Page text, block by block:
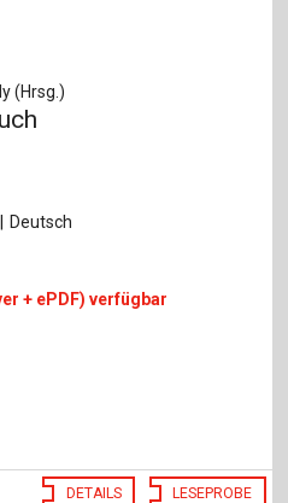
(Hrsg.)
Deutsch
+ ePDF) verfügbar
DETAILS LESEPROBE